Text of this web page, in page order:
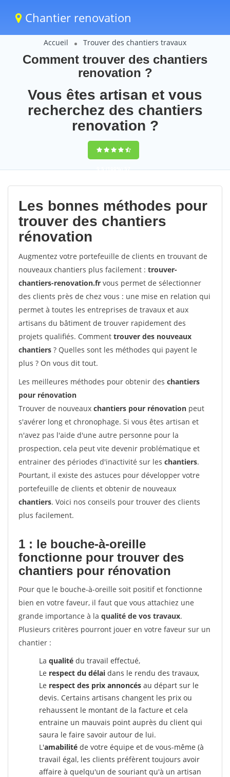
Chantier renovation
Accueil Trouver des chantiers travaux
Comment trouver des chantiers
renovation ?
Vous êtes artisan et vous
recherchez des chantiers
renovation ?
9,5(100%)57
votes
Les bonnes méthodes pour
trouver des chantiers
rénovation
Augmentez votre portefeuille de clients en trouvant de
nouveaux chantiers plus facilement : trouver-
chantiers-renovation.fr vous permet de sélectionner
des clients près de chez vous : une mise en relation qui
permet à toutes les entreprises de travaux et aux
artisans du bâtiment de trouver rapidement des
projets qualifiés. Comment trouver des nouveaux
chantiers ? Quelles sont les méthodes qui payent le
plus ? On vous dit tout.
Les meilleures méthodes pour obtenir des chantiers
pour rénovation
Trouver de nouveaux chantiers pour rénovation peut
s'avérer long et chronophage. Si vous êtes artisan et
n'avez pas l'aide d'une autre personne pour la
prospection, cela peut vite devenir problématique et
entrainer des périodes d'inactivité sur les chantiers.
Pourtant, il existe des astuces pour développer votre
portefeuille de clients et obtenir de nouveaux
chantiers. Voici nos conseils pour trouver des clients
plus facilement.
1 : le bouche-à-oreille
fonctionne pour trouver des
chantiers pour rénovation
Pour que le bouche-à-oreille soit positif et fonctionne
bien en votre faveur, il faut que vous attachiez une
grande importance à la qualité de vos travaux.
Plusieurs critères pourront jouer en votre faveur sur un
chantier :
La qualité du travail effectué,
Le respect du délai dans le rendu des travaux,
Le respect des prix annoncés au départ sur le
devis. Certains artisans changent les prix ou
rehaussent le montant de la facture et cela
entraine un mauvais point auprès du client qui
saura le faire savoir autour de lui.
L'amabilité de votre équipe et de vous-même (à
travail égal, les clients préfèrent toujours avoir
affaire à quelqu'un de souriant qu'à un artisan